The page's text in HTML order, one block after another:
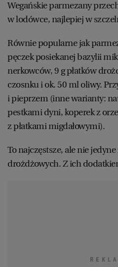
Wegańskie parmezany
w lodówce, najlepiej w
Równie popularne jak
pęczek posiekanej bazylii
nerkowców, 9 g płatków
czosnku i ok. 50 ml oliwy.
i pieprzem (inne warianty:
pestkami dyni, koperek z
z płatkami migdałowymi).
To najczęstsze, ale nie
drożdżowych. Z ich